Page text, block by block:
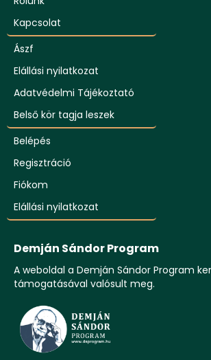
Kapcsolat
Ászf
Elállási nyilatkozat
Adatvédelmi Tájékoztató
Belső kör tagja leszek
Belépés
Regisztráció
Fiókom
Elállási nyilatkozat
Demján Sándor Program
A weboldal a Demján Sándor Program
támogatásával valósult meg.